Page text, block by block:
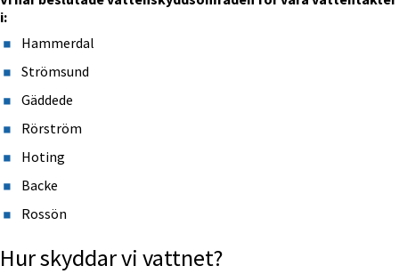
i:
Hammerdal
Strömsund
Gäddede
Rörström
Hoting
Backe
Rossön
Hur skyddar vi vattnet?